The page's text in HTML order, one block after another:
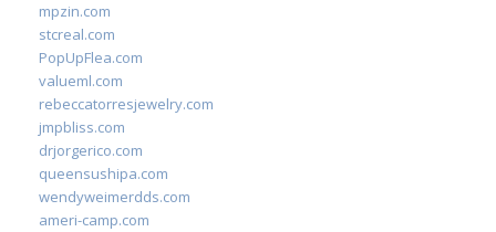
mpzin.com
stcreal.com
PopUpFlea.com
valueml.com
rebeccatorresjewelry.com
jmpbliss.com
drjorgerico.com
queensushipa.com
wendyweimerdds.com
ameri-camp.com